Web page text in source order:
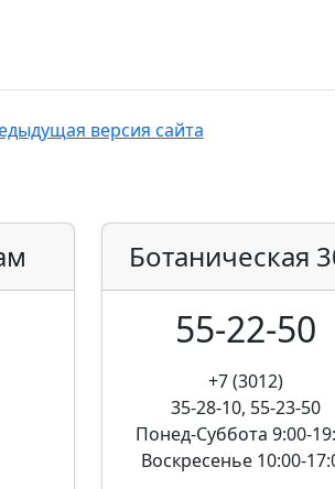
версия сайта
Ботаническая
55-22-50
+7 (3012)
35-28-10, 55-23-50
Понед-Суббота 9:00-
Воскресенье 10:00-